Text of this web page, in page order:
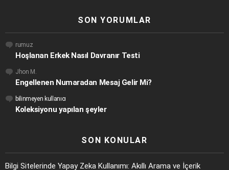
SON YORUMLAR
rumuz
Hoşlanan Erkek Nasıl Davranır Testi
Jhon M.
Engellenen Numaradan Mesaj Gelir Mi?
bilinmeyen kullanıcı
Koleksiyonu yapılan şeyler
SON KONULAR
Bilgi Sitelerinde Yapay Zeka Kullanımı: Akıllı Arama ve İçerik